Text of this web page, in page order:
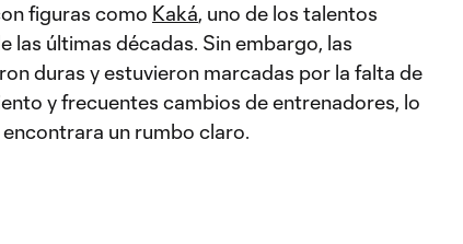
figuras como Kaká, uno de los talentos
las últimas décadas. Sin embargo, las
duras y estuvieron marcadas por la falta de
y frecuentes cambios de entrenadores, lo
un rumbo claro.